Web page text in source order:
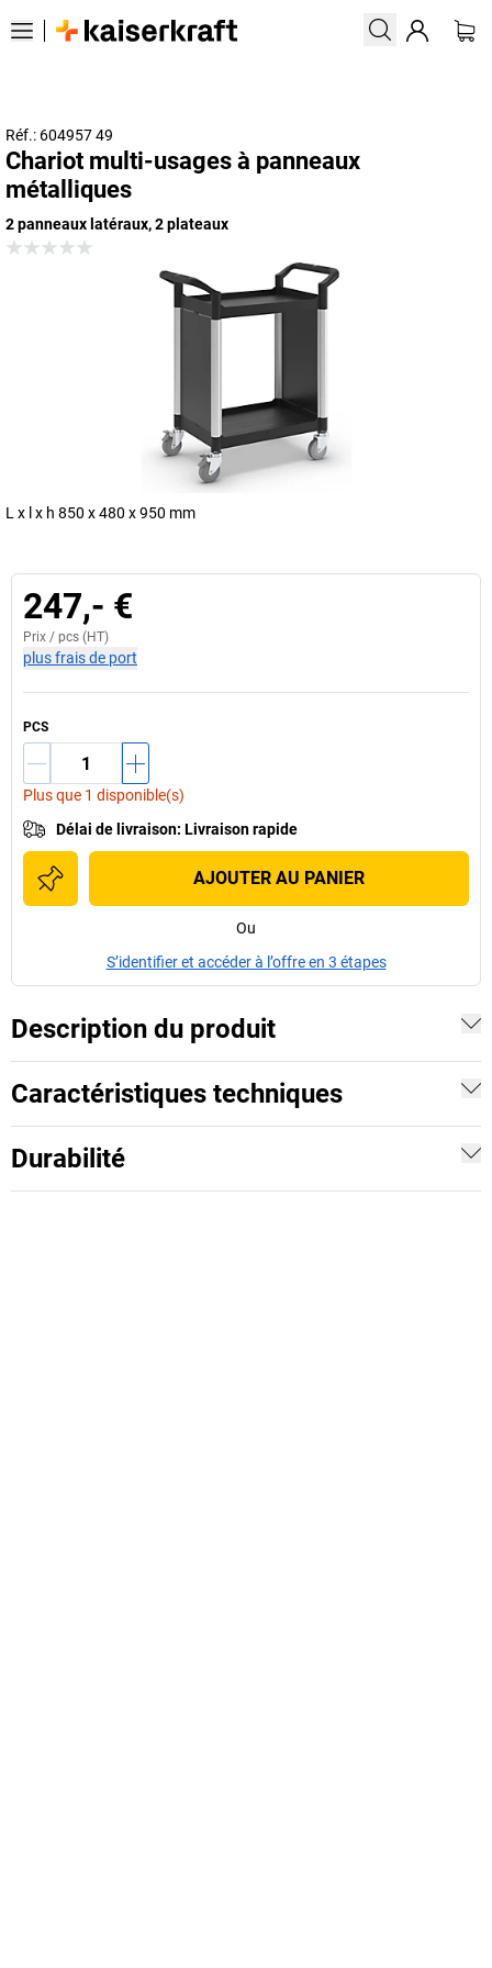
Réf.: 604957 49
Chariot multi-usages à panneaux
métalliques
2 panneaux latéraux, 2 plateaux
L x l x h 850 x 480 x 950 mm
247,- €
Prix / pcs (HT)
plus frais de port
PCS
Plus que 1 disponible(s)
Délai de livraison: Livraison rapide
AJOUTER AU PANIER
Ou
S’identifier et accéder à l’offre en 3 étapes
Description du produit
Caractéristiques techniques
Durabilité